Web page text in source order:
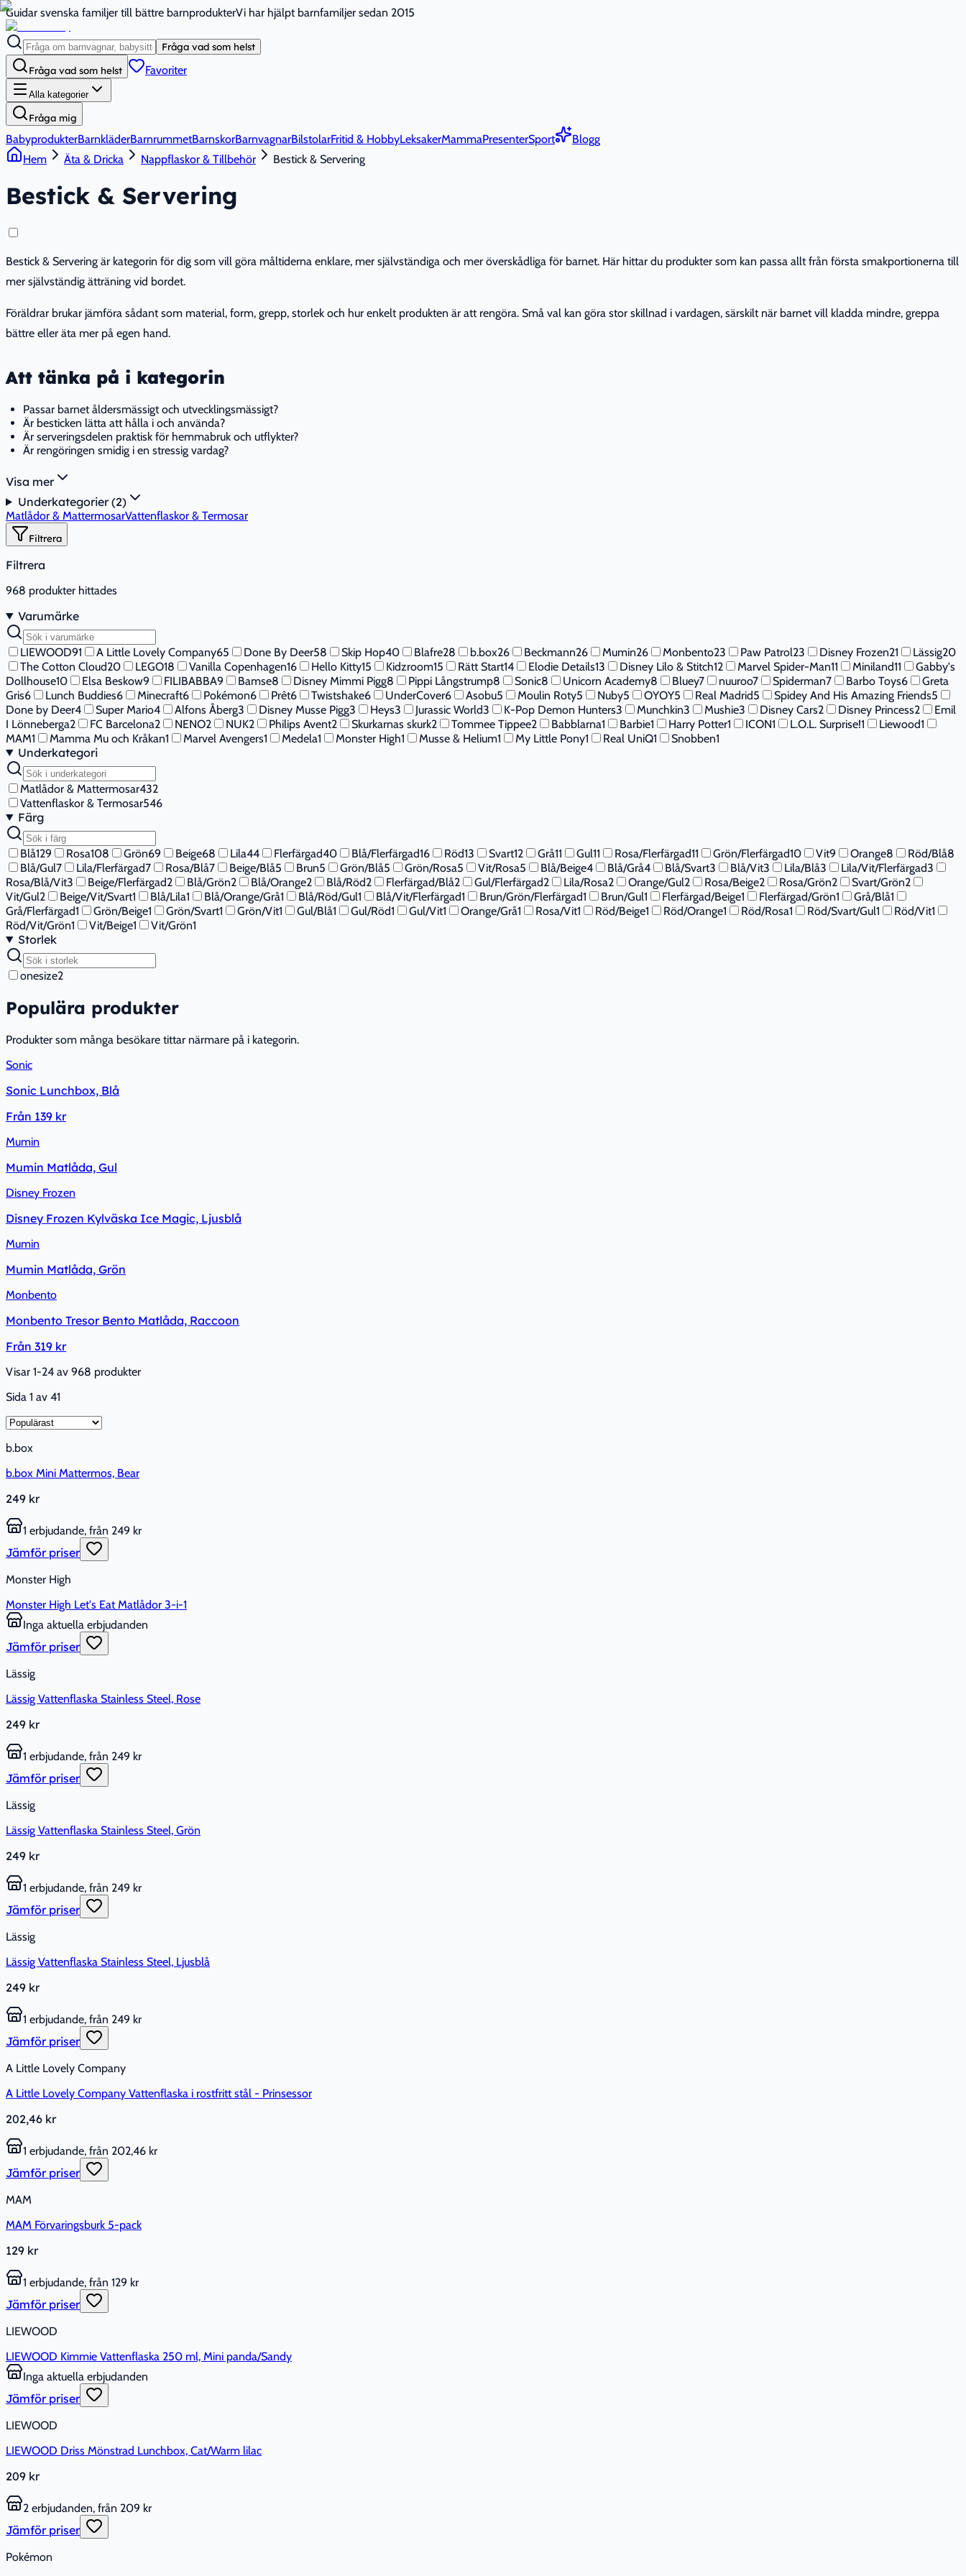
Guidar svenska familjer till bättre barnprodukterVi har hjälpt barnfamiljer sedan 2015
Fråga vad som helst
Fråga vad som helst Favoriter
Alla kategorier
Fråga mig
BabyprodukterBarnkläderBarnrummetBarnskorBarnvagnarBilstolarFritid & HobbyLeksakerMammaPresenterSport
Blogg
Hem
Äta & Dricka Nappflaskor & Tillbehör Bestick & Servering
Bestick & Servering
Bestick & Servering är kategorin för dig som vill göra måltiderna enklare, mer självständiga och mer överskådliga för barnet. Här hittar du produkter som kan passa allt från första smakportionerna till
mer självständig ätträning vid bordet.
Föräldrar brukar jämföra sådant som material, form, grepp, storlek och hur enkelt produkten är att rengöra. Små val kan göra stor skillnad i vardagen, särskilt när barnet vill kladda mindre, greppa
bättre eller äta mer på egen hand.
Att tänka på i kategorin
Passar barnet åldersmässigt och utvecklingsmässigt?
Är besticken lätta att hålla i och använda?
Är serveringsdelen praktisk för hemmabruk och utflykter?
Är rengöringen smidig i en stressig vardag?
Visa mer
Underkategorier (2)
Matlådor & MattermosarVattenflaskor & Termosar
Filtrera
Filtrera
968 produkter hittades
Varumärke
LIEWOOD91 A Little Lovely Company65 Done By Deer58 Skip Hop40 Blafre28 b.box26 Beckmann26 Mumin26 Monbento23 Paw Patrol23 Disney Frozen21 Lässig20
The Cotton Cloud20 LEGO18 Vanilla Copenhagen16 Hello Kitty15 Kidzroom15 Rätt Start14 Elodie Details13 Disney Lilo & Stitch12 Marvel Spider-Man11 Miniland11
Gabby's
Dollhouse10 Elsa Beskow9 FILIBABBA9 Bamse8 Disney Mimmi Pigg8 Pippi Långstrump8 Sonic8 Unicorn Academy8 Bluey7 nuuroo7 Spiderman7 Barbo Toys6
Greta
Gris6 Lunch Buddies6 Minecraft6 Pokémon6 Prêt6 Twistshake6 UnderCover6 Asobu5 Moulin Roty5 Nuby5 OYOY5 Real Madrid5 Spidey And His Amazing Friends5
Done by Deer4 Super Mario4 Alfons Åberg3 Disney Musse Pigg3 Heys3 Jurassic World3 K-Pop Demon Hunters3 Munchkin3 Mushie3 Disney Cars2 Disney Princess2
Emil
I Lönneberga2 FC Barcelona2 NENO2 NUK2 Philips Avent2 Skurkarnas skurk2 Tommee Tippee2 Babblarna1 Barbie1 Harry Potter1 ICON1 L.O.L. Surprise!1 Liewood1
MAM1 Mamma Mu och Kråkan1 Marvel Avengers1 Medela1 Monster High1 Musse & Helium1 My Little Pony1 Real UniQ1 Snobben1
Underkategori
Matlådor & Mattermosar432
Vattenflaskor & Termosar546
Färg
Blå129 Rosa108 Grön69 Beige68 Lila44 Flerfärgad40 Blå/Flerfärgad16 Röd13 Svart12 Grå11 Gul11 Rosa/Flerfärgad11 Grön/Flerfärgad10 Vit9 Orange8 Röd/Blå8
Blå/Gul7 Lila/Flerfärgad7 Rosa/Blå7 Beige/Blå5 Brun5 Grön/Blå5 Grön/Rosa5 Vit/Rosa5 Blå/Beige4 Blå/Grå4 Blå/Svart3 Blå/Vit3 Lila/Blå3 Lila/Vit/Flerfärgad3
Rosa/Blå/Vit3 Beige/Flerfärgad2 Blå/Grön2 Blå/Orange2 Blå/Röd2 Flerfärgad/Blå2 Gul/Flerfärgad2 Lila/Rosa2 Orange/Gul2 Rosa/Beige2 Rosa/Grön2 Svart/Grön2
Vit/Gul2 Beige/Vit/Svart1 Blå/Lila1 Blå/Orange/Grå1 Blå/Röd/Gul1 Blå/Vit/Flerfärgad1 Brun/Grön/Flerfärgad1 Brun/Gul1 Flerfärgad/Beige1 Flerfärgad/Grön1 Grå/Blå1
Grå/Flerfärgad1 Grön/Beige1 Grön/Svart1 Grön/Vit1 Gul/Blå1 Gul/Röd1 Gul/Vit1 Orange/Grå1 Rosa/Vit1 Röd/Beige1 Röd/Orange1 Röd/Rosa1 Röd/Svart/Gul1 Röd/Vit1
Röd/Vit/Grön1 Vit/Beige1 Vit/Grön1
Storlek
onesize2
Populära produkter
Produkter som många besökare tittar närmare på i kategorin.
Sonic
Sonic Lunchbox, Blå
Från 139 kr
Mumin
Mumin Matlåda, Gul
Disney Frozen
Disney Frozen Kylväska Ice Magic, Ljusblå
Mumin
Mumin Matlåda, Grön
Monbento
Monbento Tresor Bento Matlåda, Raccoon
Från 319 kr
Visar 1-24 av 968 produkter
Sida 1 av 41
b.box
b.box Mini Mattermos, Bear
249 kr
1 erbjudande, från 249 kr
Jämför priser
Monster High
Monster High Let's Eat Matlådor 3-i-1
Inga aktuella erbjudanden
Jämför priser
Lässig
Lässig Vattenflaska Stainless Steel, Rose
249 kr
1 erbjudande, från 249 kr
Jämför priser
Lässig
Lässig Vattenflaska Stainless Steel, Grön
249 kr
1 erbjudande, från 249 kr
Jämför priser
Lässig
Lässig Vattenflaska Stainless Steel, Ljusblå
249 kr
1 erbjudande, från 249 kr
Jämför priser
A Little Lovely Company
A Little Lovely Company Vattenflaska i rostfritt stål - Prinsessor
202,46 kr
1 erbjudande, från 202,46 kr
Jämför priser
MAM
MAM Förvaringsburk 5-pack
129 kr
1 erbjudande, från 129 kr
Jämför priser
LIEWOOD
LIEWOOD Kimmie Vattenflaska 250 ml, Mini panda/Sandy
Inga aktuella erbjudanden
Jämför priser
LIEWOOD
LIEWOOD Driss Mönstrad Lunchbox, Cat/Warm lilac
209 kr
2 erbjudanden, från 209 kr
Jämför priser
Pokémon